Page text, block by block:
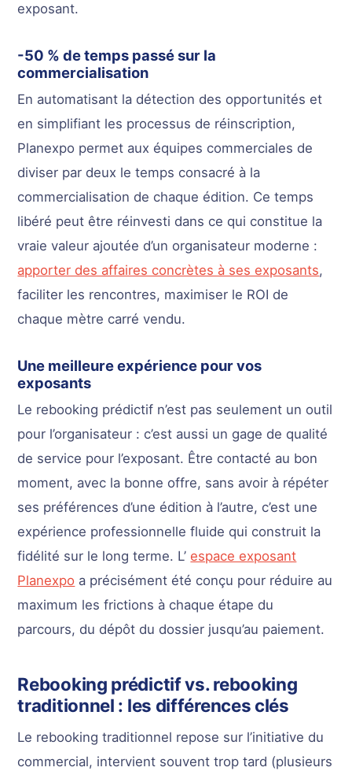
exposant.
-50 % de temps passé sur la
commercialisation
En automatisant la détection des opportunités et
en simplifiant les processus de réinscription,
Planexpo permet aux équipes commerciales de
diviser par deux le temps consacré à la
commercialisation de chaque édition. Ce temps
libéré peut être réinvesti dans ce qui constitue la
vraie valeur ajoutée d’un organisateur moderne :
apporter des affaires concrètes à ses exposants,
faciliter les rencontres, maximiser le ROI de
chaque mètre carré vendu.
Une meilleure expérience pour vos
exposants
Le rebooking prédictif n’est pas seulement un outil
pour l’organisateur : c’est aussi un gage de qualité
de service pour l’exposant. Être contacté au bon
moment, avec la bonne offre, sans avoir à répéter
ses préférences d’une édition à l’autre, c’est une
expérience professionnelle fluide qui construit la
fidélité sur le long terme. L’ espace exposant
Planexpo a précisément été conçu pour réduire au
maximum les frictions à chaque étape du
parcours, du dépôt du dossier jusqu’au paiement.
Rebooking prédictif vs. rebooking
traditionnel : les différences clés
Le rebooking traditionnel repose sur l’initiative du
commercial, intervient souvent trop tard (plusieurs